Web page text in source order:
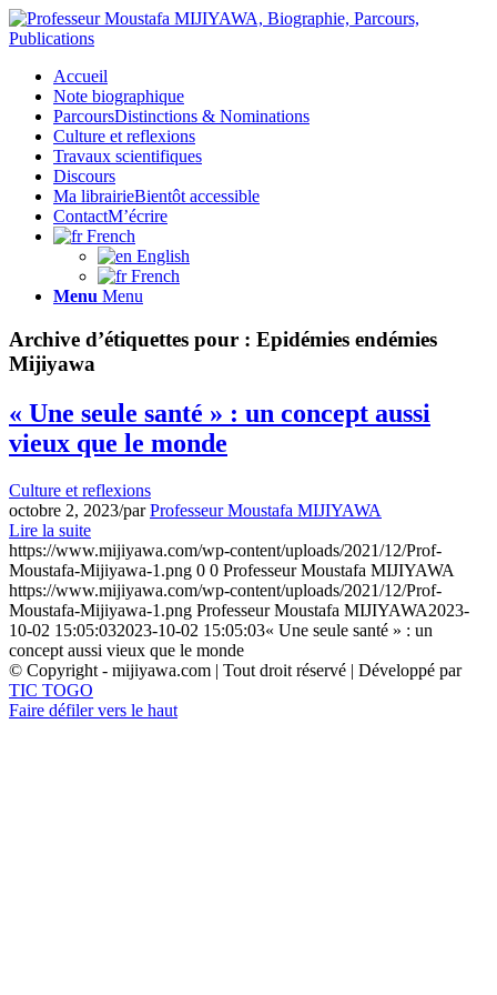
Accueil
Note biographique
ParcoursDistinctions & Nominations
Culture et reflexions
Travaux scientifiques
Discours
Ma librairieBientôt accessible
ContactM’écrire
French
English
French
Menu Menu
Archive d’étiquettes pour : Epidémies endémies
Mijiyawa
« Une seule santé » : un concept aussi
vieux que le monde
Culture et reflexions
octobre 2, 2023/parProfesseur Moustafa MIJIYAWA
Lire la suite
https://www.mijiyawa.com/wp-content/uploads/2021/12/Prof-
Moustafa-Mijiyawa-1.png 0 0 Professeur Moustafa MIJIYAWA
https://www.mijiyawa.com/wp-content/uploads/2021/12/Prof-
Moustafa-Mijiyawa-1.png Professeur Moustafa MIJIYAWA2023-
10-02 15:05:032023-10-02 15:05:03« Une seule santé » : un
concept aussi vieux que le monde
© Copyright - mijiyawa.com | Tout droit réservé | Développé par
TIC TOGO
Faire défiler vers le haut